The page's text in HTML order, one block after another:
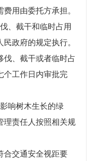
用由委托方承担。
截干和临时占用
政府的规定执行。
、截干或者临时占
个工作日内审批完
响树木生长的绿
理责任人按照相关规
交通安全视距要